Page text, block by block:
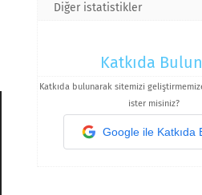
Diğer istatistikler
Katkıda
Katkıda bulunarak sitemizi
ister misiniz?
Google ile Katkıda